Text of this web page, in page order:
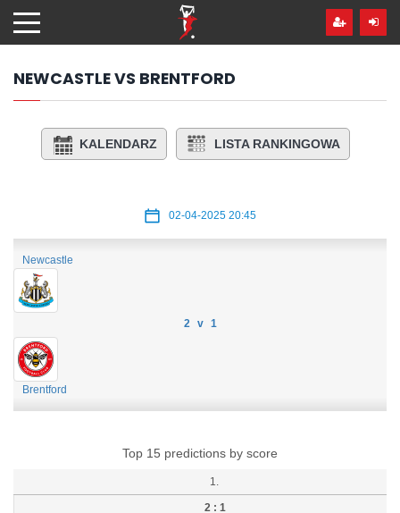
hdo
treści
NEWCASTLE VS BRENTFORD
KALENDARZ LISTA RANKINGOWA
02-04-2025 20:45
Newcastle
2 v 1
Brentford
Top 15 predictions by score
1.
2 : 1